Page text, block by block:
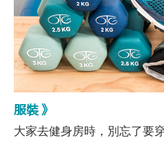
服裝 》
大家去健身房時，別忘了要